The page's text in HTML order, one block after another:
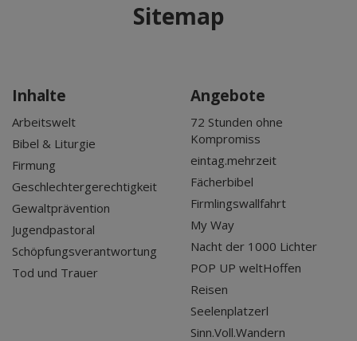
Sitemap
Inhalte
Arbeitswelt
Bibel & Liturgie
Firmung
Geschlechtergerechtigkeit
Gewaltprävention
Jugendpastoral
Schöpfungsverantwortung
Tod und Trauer
Angebote
72 Stunden ohne
Kompromiss
eintag.mehrzeit
Fächerbibel
Firmlingswallfahrt
My Way
Nacht der 1000 Lichter
POP UP weltHoffen
Reisen
Seelenplatzerl
Sinn.Voll.Wandern